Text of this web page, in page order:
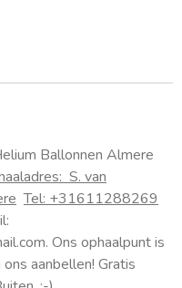
Ballonnen Almere
S. van
Tel: +31611288269
Ons ophaalpunt is
aanbellen! Gratis